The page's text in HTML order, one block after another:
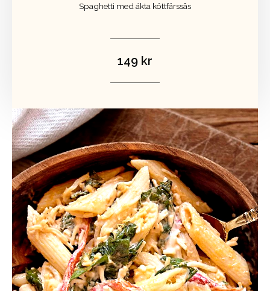
Spaghetti med äkta köttfärssås
149 kr